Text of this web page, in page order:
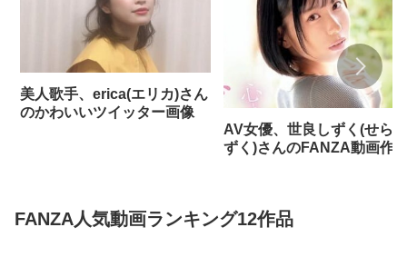
美人歌手、erica(エリカ)さん
のかわいいツイッター画像
AV女優、世良しずく(せらし
ずく)さんのFANZA動画作
FANZA人気動画ランキング12作品